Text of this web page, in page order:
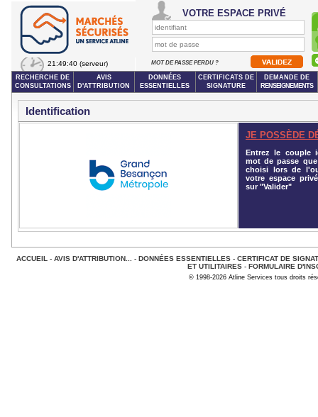
21:49:40 (serveur)
VOTRE ESPACE PRIVÉ
MOT DE PASSE PERDU ?
RECHERCHE DE
CONSULTATIONS
AVIS
D'ATTRIBUTION
DONNÉES
ESSENTIELLES
CERTIFICATS DE
SIGNATURE
DEMANDE DE
RENSEIGNEMENTS
Identification
JE POSSÈDE
Entrez le couple
mot de passe
choisi lors de
votre espace
sur "Valider"
ACCUEIL - AVIS D'ATTRIBUTION... - DONNÉES ESSENTIELLES- CERTIFICAT DE
ET UTILITAIRES - FORMULAIRE
© 1998-2026 Atline Services tous droits